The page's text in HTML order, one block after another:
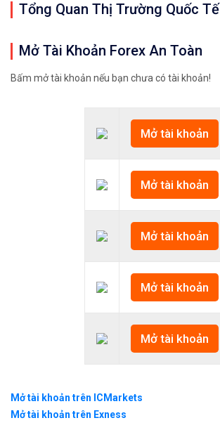
Tổng Quan Thị Trường Quốc Tế
Mở Tài Khoản Forex An Toàn
Bấm mở tài khoản nếu bạn chưa có tài khoản!
Mở tài khoản
Mở tài khoản
Mở tài khoản
Mở tài khoản
Mở tài khoản
Mở tài khoản trên ICMarkets
Mở tài khoản trên Exness